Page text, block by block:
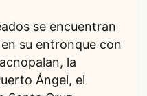
se encuentran
su entronque con
la
Ángel, el